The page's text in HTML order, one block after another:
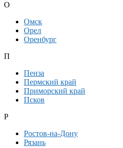
О
Омск
Орел
Оренбург
П
Пенза
Пермский край
Приморский край
Псков
Р
Ростов-на-Дону
Рязань